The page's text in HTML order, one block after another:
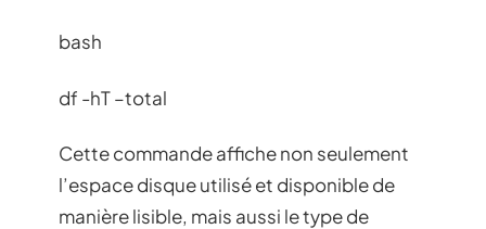
bash
df -hT –total
Cette commande affiche non seulement
l’espace disque utilisé et disponible de
manière lisible, mais aussi le type de